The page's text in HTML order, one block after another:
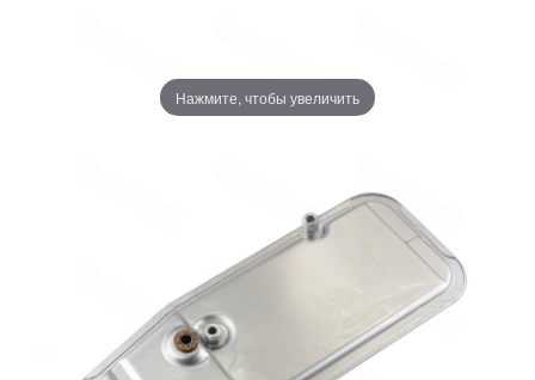
Нажмите, чтобы увеличить